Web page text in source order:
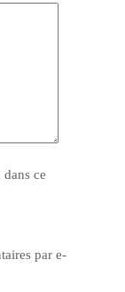
ce
par e-